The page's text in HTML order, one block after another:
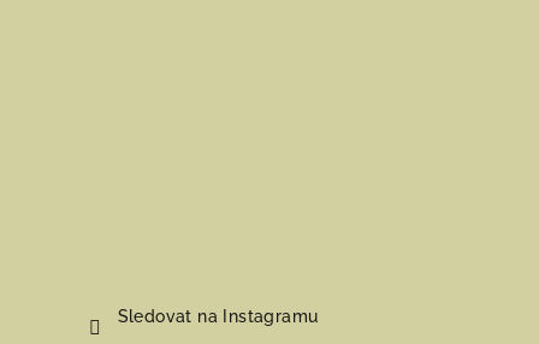
Sledovat na Instagramu